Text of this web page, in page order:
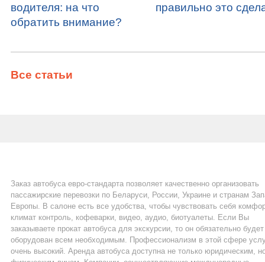
водителя: на что
обратить внимание?
правильно это
Все статьи
Заказ автобуса евро-стандарта позволяет качественно организовать
пассажирские перевозки по Беларуси, России, Украине и странам
Европы. В салоне есть все удобства, чтобы чувствовать себя
климат контроль, кофеварки, видео, аудио, биотуалеты. Если Вы
заказываете прокат автобуса для экскурсии, то он обязательно будет
оборудован всем необходимым. Профессионализм в этой сфере
очень высокий. Аренда автобуса доступна не только юридическим,